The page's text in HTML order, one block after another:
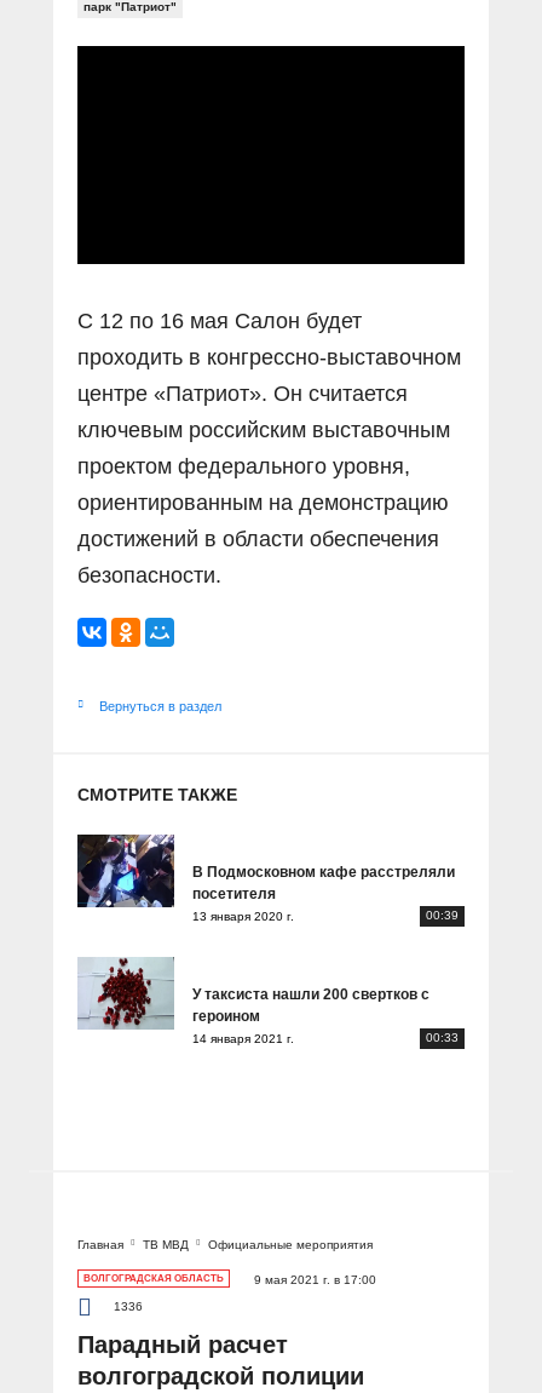
Социальные ролики
Документальные фильмы
Прямой разговор
В знании сила
О ПОРТАЛЕ
парк "Патриот"
С 12 по 16 мая Салон будет
проходить в конгрессно-выставочном
центре «Патриот». Он считается
ключевым российским выставочным
проектом федерального уровня,
ориентированным на демонстрацию
достижений в области обеспечения
безопасности.
Вернуться в раздел
СМОТРИТЕ ТАКЖЕ
В Подмосковном кафе расстреляли
посетителя
13 января 2020 г. 00:39
У таксиста нашли 200 свертков с
героином
14 января 2021 г. 00:33
Главная ТВ МВД Официальные мероприятия
ВОЛГОГРАДСКАЯ ОБЛАСТЬ
9 мая 2021 г. в 17:00
1336
Парадный расчет
волгоградской полиции